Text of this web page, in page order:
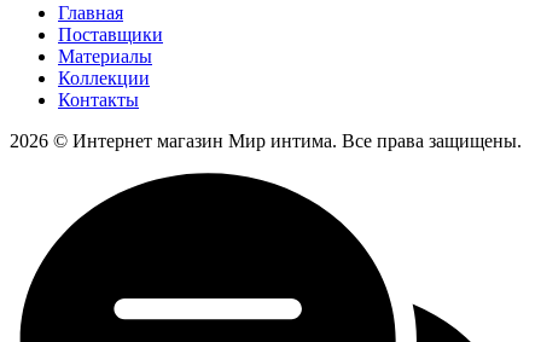
Главная
Поставщики
Материалы
Коллекции
Контакты
2026 © Интернет магазин Мир интима. Все права защищены.